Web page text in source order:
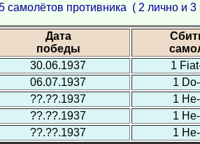
самолётов противника ( 2 лично и 3
Дата
победы
30.06.1937 1
06.07.1937 1
??.??.1937 1
??.??.1937 1
??.??.1937 1